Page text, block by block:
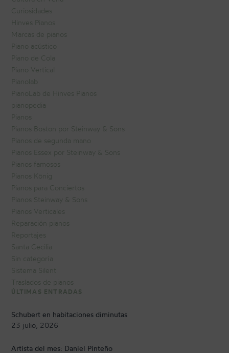
Curiosidades
Hinves Pianos
Marcas de pianos
Piano acústico
Piano de Cola
Piano Vertical
Pianolab
PianoLab de Hinves Pianos
pianopedia
Pianos
Pianos Boston por Steinway & Sons
Pianos de segunda mano
Pianos Essex por Steinway & Sons
Pianos famosos
Pianos König
Pianos para Conciertos
Pianos Steinway & Sons
Pianos Verticales
Reparación pianos
Reportajes
Santa Cecilia
Sin categoría
Sistema Silent
Traslados de pianos
ÚLTIMAS ENTRADAS
Schubert en habitaciones diminutas
23 julio, 2026
Artista del mes: Daniel Pinteño